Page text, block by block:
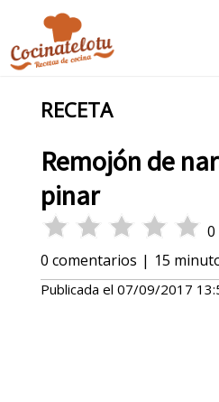
RECETA
Remojón de
pinar
0
0 comentarios | 15
Publicada el 07/09/2017